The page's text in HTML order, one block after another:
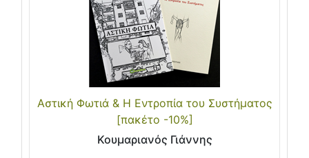
Αστική Φωτιά & Η Εντροπία του Συστήματος
[πακέτο -10%]
Κουμαριανός Γιάννης